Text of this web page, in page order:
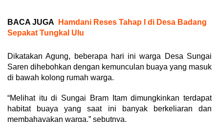
BACA JUGA
Hamdani Reses Tahap I di Desa Badang
Sepakat Tungkal Ulu
Dikatakan Agung, beberapa hari ini warga Desa Sungai
Saren dihebohkan dengan kemunculan buaya yang masuk
di bawah kolong rumah warga.
“Melihat itu di Sungai Bram Itam dimungkinkan terdapat
habitat buaya yang saat ini banyak berkeliaran dan
membahayakan warga,” sebutnya.